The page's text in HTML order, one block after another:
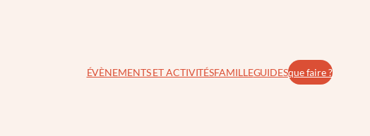
ÉVÈNEMENTS ET ACTIVITÉSFAMILLEGUIDESque faire ?